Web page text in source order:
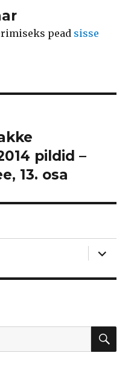
pead sisse
pildid –
13. osa
laienda